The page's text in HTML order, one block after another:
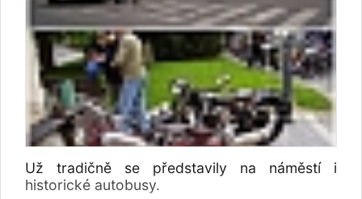
Už tradičně se představily na náměstí i
historické autobusy.